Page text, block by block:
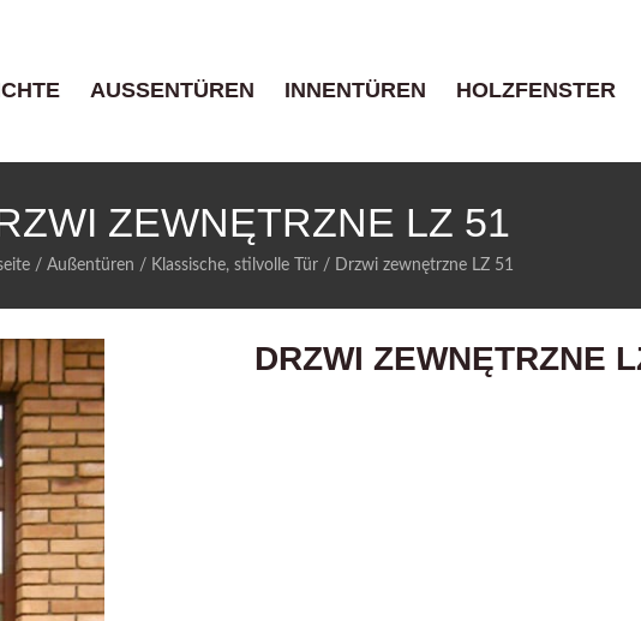
AUSSENTÜREN INNENTÜREN HOLZFENSTER
ZEWNĘTRZNE LZ 51
/ Außentüren / Klassische, stilvolle Tür/ Drzwi zewnętrzne LZ 51
DRZWI ZEWNĘTRZNE